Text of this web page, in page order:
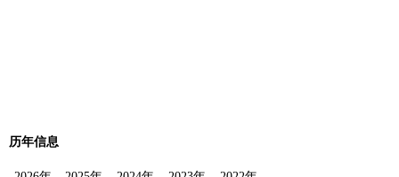
历年信息